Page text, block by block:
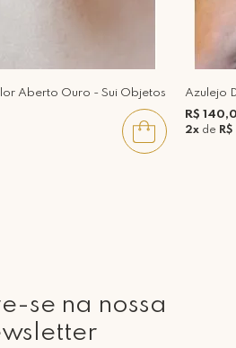
Aberto Ouro - Sui Objetos
Azulejo
R$
2xde
se na nossa